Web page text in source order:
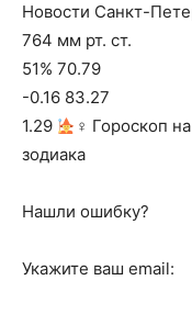
Новости Санкт-
764 мм рт. ст.
51% 70.79
-0.16 83.27
1.29
‍♀ Гороскоп
зодиака
Нашли ошибку?
Укажите ваш email: